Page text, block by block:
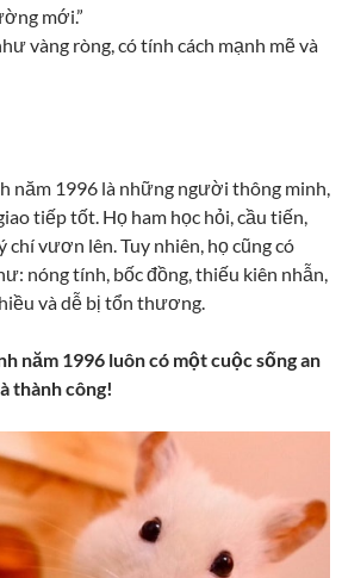
mới.”
vàng ròng, có tính cách mạnh mẽ và
năm 1996 là những người thông minh,
tiếp tốt. Họ ham học hỏi, cầu tiến,
chí vươn lên. Tuy nhiên, họ cũng có
nóng tính, bốc đồng, thiếu kiên nhẫn,
và dễ bị tổn thương.
năm 1996 luôn có một cuộc sống an
thành công!